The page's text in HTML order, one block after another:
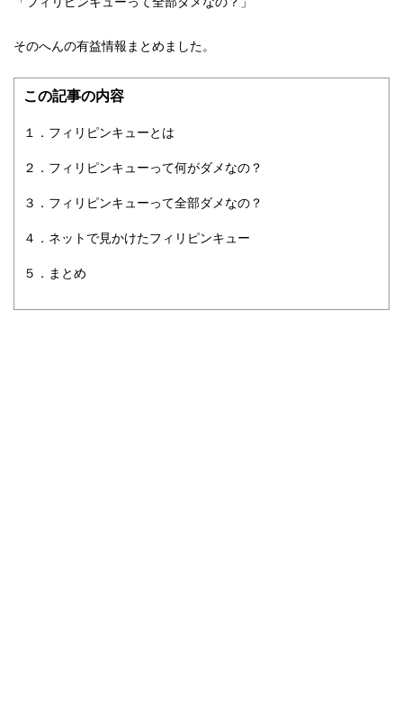
そのへんの有益情報まとめました。
この記事の内容
１．フィリピンキューとは
２．フィリピンキューって何がダメなの？
３．フィリピンキューって全部ダメなの？
４．ネットで見かけたフィリピンキュー
５．まとめ